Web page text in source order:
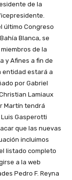
de la
último Congreso
Blanca, se
de la
y Afines a fin de
entidad estará a
por Gabriel
Lamiaux
Martín tendrá
Gasperotti
que las nuevas
incluimos
listado completo
a la web
Pedro F. Reyna